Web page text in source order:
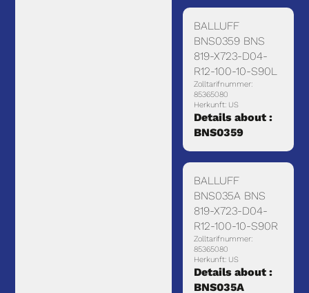
BALLUFF
BNS0359 BNS
819-X723-D04-
R12-100-10-S90L
Zolltarifnummer:
85365080
Herkunft: US
Details about :
BNS0359
BALLUFF
BNS035A BNS
819-X723-D04-
R12-100-10-S90R
Zolltarifnummer:
85365080
Herkunft: US
Details about :
BNS035A